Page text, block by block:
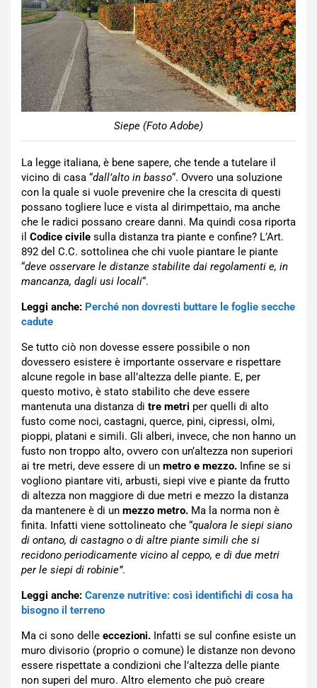
Siepe (Foto Adobe)
La legge italiana, è bene sapere, che tende a tutelare il
vicino di casa “dall’alto in basso“. Ovvero una soluzione
con la quale si vuole prevenire che la crescita di questi
possano togliere luce e vista al dirimpettaio, ma anche
che le radici possano creare danni. Ma quindi cosa riporta
il Codice civile sulla distanza tra piante e confine? L’Art.
892 del C.C. sottolinea che chi vuole piantare le piante
“deve osservare le distanze stabilite dai regolamenti e, in
mancanza, dagli usi locali“.
Leggi anche: Perché non dovresti buttare le foglie secche
cadute
Se tutto ciò non dovesse essere possibile o non
dovessero esistere è importante osservare e rispettare
alcune regole in base all’altezza delle piante. E, per
questo motivo, è stato stabilito che deve essere
mantenuta una distanza di tre metri per quelli di alto
fusto come noci, castagni, querce, pini, cipressi, olmi,
pioppi, platani e simili. Gli alberi, invece, che non hanno un
fusto non troppo alto, ovvero con un’altezza non superiori
ai tre metri, deve essere di un metro e mezzo. Infine se si
vogliono piantare viti, arbusti, siepi vive e piante da frutto
di altezza non maggiore di due metri e mezzo la distanza
da mantenere è di un mezzo metro. Ma la norma non è
finita. Infatti viene sottolineato che “qualora le siepi siano
di ontano, di castagno o di altre piante simili che si
recidono periodicamente vicino al ceppo, e di due metri
per le siepi di robinie”.
Leggi anche: Carenze nutritive: così identifichi di cosa ha
bisogno il terreno
Ma ci sono delle eccezioni. Infatti se sul confine esiste un
muro divisorio (proprio o comune) le distanze non devono
essere rispettate a condizioni che l’altezza delle piante
non superi del muro. Altro elemento che può creare